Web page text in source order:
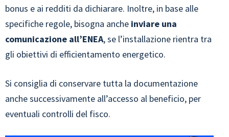
bonus e ai redditi da dichiarare. Inoltre, in base alle
specifiche regole, bisogna anche inviare una
comunicazione all’ENEA, se l’installazione rientra tra
gli obiettivi di efficientamento energetico.
Si consiglia di conservare tutta la documentazione
anche successivamente all’accesso al beneficio, per
eventuali controlli del fisco.